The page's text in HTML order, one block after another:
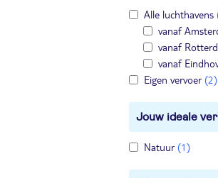
Alle luchthavens
vanaf
vanaf
vanaf
Eigen vervoer(2)
Jouw ideale
Natuur(1)